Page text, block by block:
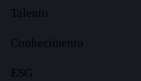
Talento
Conhecimento
ESG